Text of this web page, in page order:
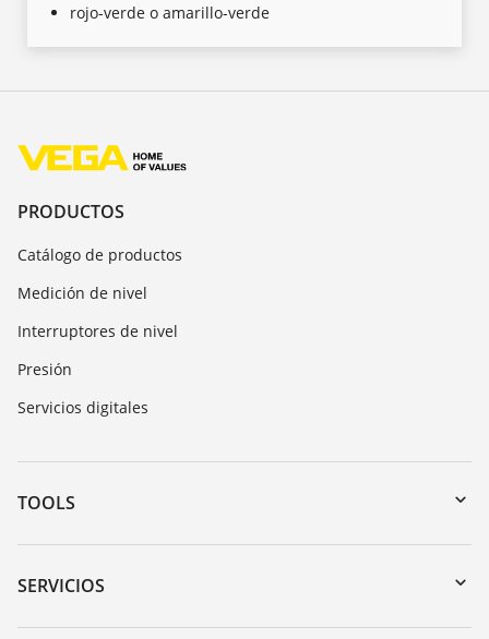
rojo-verde o amarillo-verde
PRODUCTOS
Catálogo de productos
Medición de nivel
Interruptores de nivel
Presión
Servicios digitales
TOOLS
Zona de descarga
Búsqueda por número de serie
SERVICIOS
Devolución de instrumentos